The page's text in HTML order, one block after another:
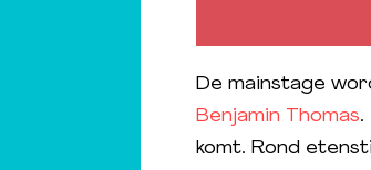
De mainstage
Benjamin Thomas.
komt. Rond